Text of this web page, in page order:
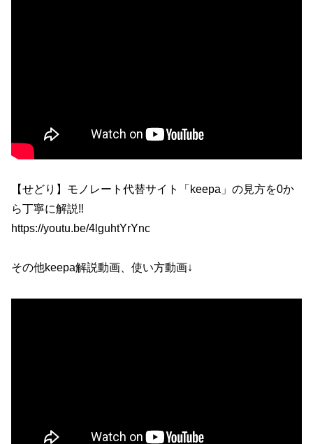
【せどり】モノレート代替サイト「keepa」の見方を0か
ら丁寧に解説‼
https://youtu.be/4lguhtYrYnc
その他keepa解説動画、使い方動画↓